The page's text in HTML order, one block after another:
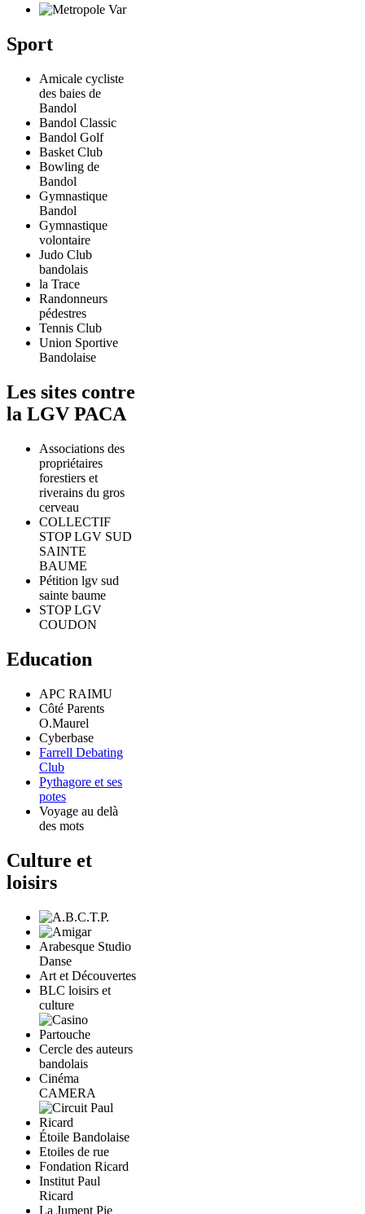
Sport
Amicale cycliste
des baies de
Bandol
Bandol Classic
Bandol Golf
Basket Club
Bowling de
Bandol
Gymnastique
Bandol
Gymnastique
volontaire
Judo Club
bandolais
la Trace
Randonneurs
pédestres
Tennis Club
Union Sportive
Bandolaise
Les sites contre
la LGV PACA
Associations des
propriétaires
forestiers et
riverains du gros
cerveau
COLLECTIF
STOP LGV SUD
SAINTE
BAUME
Pétition lgv sud
sainte baume
STOP LGV
COUDON
Education
APC RAIMU
Côté Parents
O.Maurel
Cyberbase
Farrell Debating
Club
Pythagore et ses
potes
Voyage au delà
des mots
Culture et
loisirs
Arabesque Studio
Danse
Art et Découvertes
BLC loisirs et
culture
Cercle des auteurs
bandolais
Cinéma
CAMERA
Étoile Bandolaise
Etoiles de rue
Fondation Ricard
Institut Paul
Ricard
La Jument Pie